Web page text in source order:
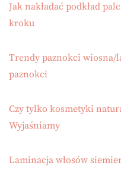
Jak nakładać podkład
kroku
Trendy paznokci wiosna/
paznokci
Czy tylko kosmetyki
Wyjaśniamy
Laminacja włosów